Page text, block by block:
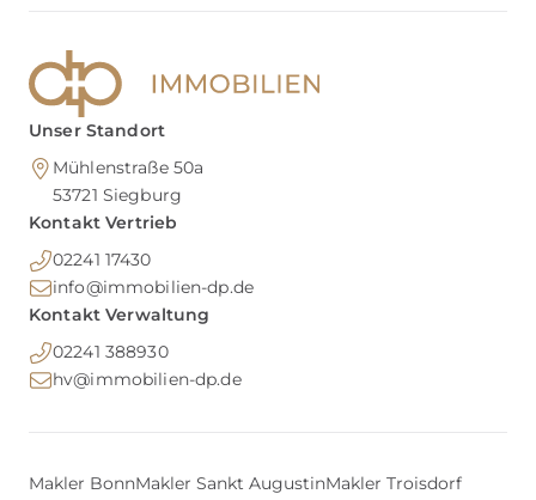
Unser Standort
Mühlenstraße 50a
53721 Siegburg
Kontakt Vertrieb
02241 17430
info@immobilien-dp.de
Kontakt Verwaltung
02241 388930
hv@immobilien-dp.de
Makler BonnMakler Sankt AugustinMakler Troisdorf